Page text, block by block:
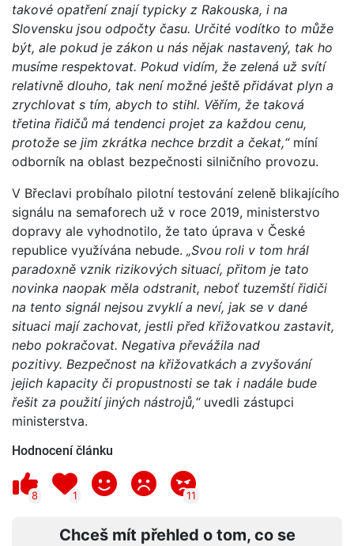
takové opatření znají typicky z Rakouska, i na
Slovensku jsou odpočty času. Určité vodítko to může
být, ale pokud je zákon u nás nějak nastavený, tak ho
musíme respektovat. Pokud vidím, že zelená už svítí
relativně dlouho, tak není možné ještě přidávat plyn a
zrychlovat s tím, abych to stihl. Věřím, že taková
třetina řidičů má tendenci projet za každou cenu,
protože se jim zkrátka nechce brzdit a čekat,“ míní
odborník na oblast bezpečnosti silničního provozu.
V Břeclavi probíhalo pilotní testování zeleně blikajícího
signálu na semaforech už v roce 2019, ministerstvo
dopravy ale vyhodnotilo, že tato úprava v České
republice využívána nebude. „Svou roli v tom hrál
paradoxně vznik rizikových situací, přitom je tato
novinka naopak měla odstranit, neboť tuzemští řidiči
na tento signál nejsou zvyklí a neví, jak se v dané
situaci mají zachovat, jestli před křižovatkou zastavit,
nebo pokračovat. Negativa převážila nad
pozitivy. Bezpečnost na křižovatkách a zvyšování
jejich kapacity či propustnosti se tak i nadále bude
řešit za použití jiných nástrojů,“uvedli zástupci
ministerstva.
Hodnocení článku
8 1 11
Chceš mít přehled o tom, co se